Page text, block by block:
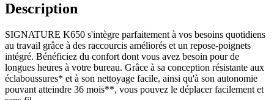
Description
SIGNATURE K650 s'intègre parfaitement à vos besoins quotidiens
au travail grâce à des raccourcis améliorés et un repose-poignets
intégré. Bénéficiez du confort dont vous avez besoin pour de
longues heures à votre bureau. Grâce à sa conception résistante aux
éclaboussures* et à son nettoyage facile, ainsi qu'à son autonomie
pouvant atteindre 36 mois**, vous pouvez le déplacer facilement et